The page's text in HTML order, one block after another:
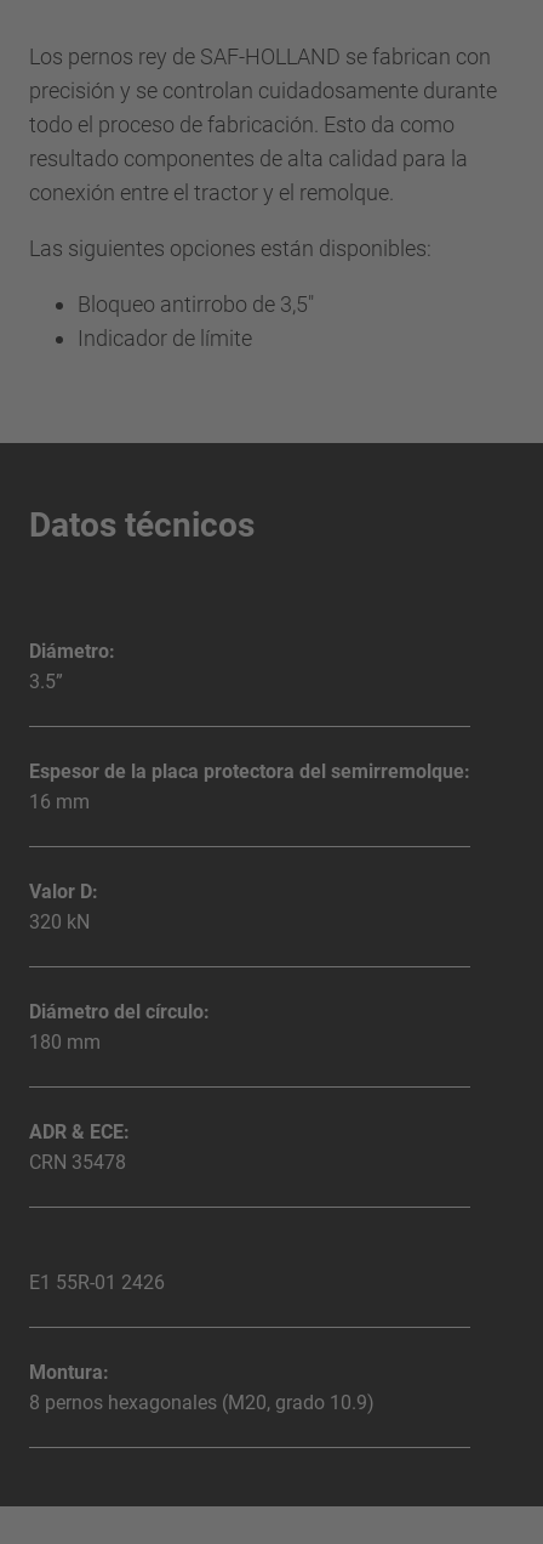
Los pernos rey de SAF-HOLLAND se fabrican con
precisión y se controlan cuidadosamente durante
todo el proceso de fabricación. Esto da como
resultado componentes de alta calidad para la
conexión entre el tractor y el remolque.
Las siguientes opciones están disponibles:
Bloqueo antirrobo de 3,5"
Indicador de límite
Datos técnicos
Diámetro:
3.5”
Espesor de la placa protectora del semirremolque:
16 mm
Valor D:
320 kN
Diámetro del círculo:
180 mm
ADR & ECE:
CRN 35478
E1 55R-01 2426
Montura:
8 pernos hexagonales (M20, grado 10.9)